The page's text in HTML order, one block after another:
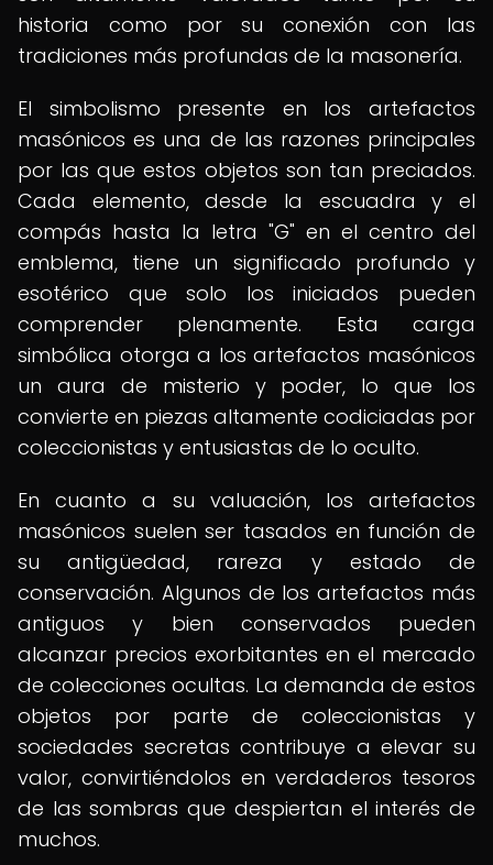
historia como por su conexión con las
tradiciones más profundas de la masonería.
El simbolismo presente en los artefactos
masónicos es una de las razones principales
por las que estos objetos son tan preciados.
Cada elemento, desde la escuadra y el
compás hasta la letra "G" en el centro del
emblema, tiene un significado profundo y
esotérico que solo los iniciados pueden
comprender plenamente. Esta carga
simbólica otorga a los artefactos masónicos
un aura de misterio y poder, lo que los
convierte en piezas altamente codiciadas por
coleccionistas y entusiastas de lo oculto.
En cuanto a su valuación, los artefactos
masónicos suelen ser tasados en función de
su antigüedad, rareza y estado de
conservación. Algunos de los artefactos más
antiguos y bien conservados pueden
alcanzar precios exorbitantes en el mercado
de colecciones ocultas. La demanda de estos
objetos por parte de coleccionistas y
sociedades secretas contribuye a elevar su
valor, convirtiéndolos en verdaderos tesoros
de las sombras que despiertan el interés de
muchos.